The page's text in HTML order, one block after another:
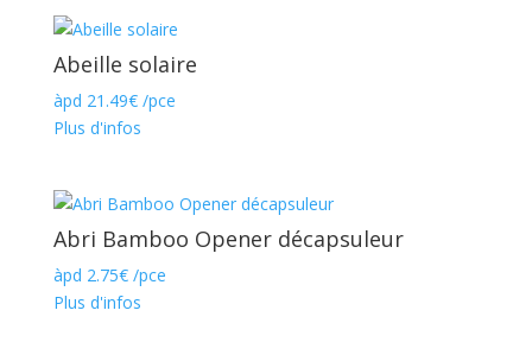
Abeille solaire
àpd 21.49€/pce
Plus d'infos
Abri Bamboo Opener décapsuleur
àpd 2.75€/pce
Plus d'infos